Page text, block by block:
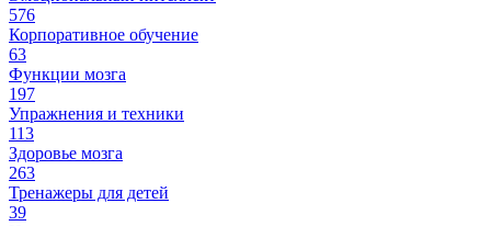
576
Корпоративное обучение
63
Функции мозга
197
Упражнения и техники
113
Здоровье мозга
263
Тренажеры для детей
39